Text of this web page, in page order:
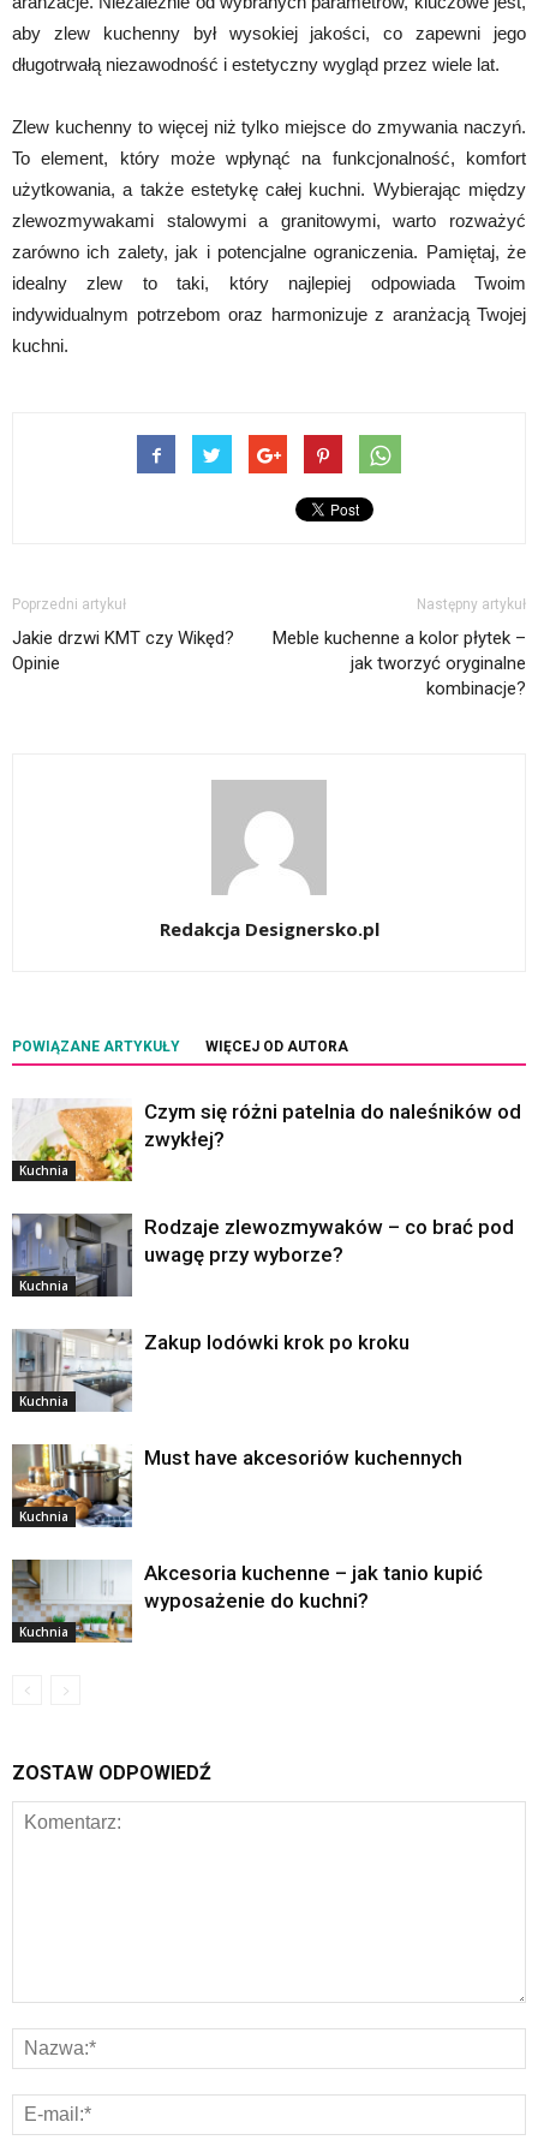
aby zlew kuchenny był wysokiej jakości, co zapewni jego
długotrwałą niezawodność i estetyczny wygląd przez wiele lat.
Zlew kuchenny to więcej niż tylko miejsce do zmywania naczyń.
To element, który może wpłynąć na funkcjonalność, komfort
użytkowania, a także estetykę całej kuchni. Wybierając między
zlewozmywakami stalowymi a granitowymi, warto rozważyć
zarówno ich zalety, jak i potencjalne ograniczenia. Pamiętaj, że
idealny zlew to taki, który najlepiej odpowiada Twoim
indywidualnym potrzebom oraz harmonizuje z aranżacją Twojej
kuchni.
Poprzedni artykuł
Jakie drzwi KMT czy Wikęd?
Opinie
Następny artykuł
Meble kuchenne a kolor płytek –
jak tworzyć oryginalne
kombinacje?
Redakcja Designersko.pl
POWIĄZANE ARTYKUŁY WIĘCEJ OD AUTORA
Kuchnia
Czym się różni patelnia do naleśników od
zwykłej?
Kuchnia
Rodzaje zlewozmywaków – co brać pod
uwagę przy wyborze?
Kuchnia
Zakup lodówki krok po kroku
Kuchnia
Must have akcesoriów kuchennych
Kuchnia
Akcesoria kuchenne – jak tanio kupić
wyposażenie do kuchni?
ZOSTAW ODPOWIEDŹ